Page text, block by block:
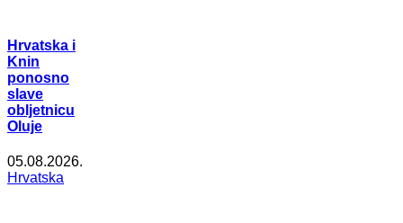
Hrvatska i
Knin
ponosno
slave
obljetnicu
Oluje
05.08.2026.
Hrvatska